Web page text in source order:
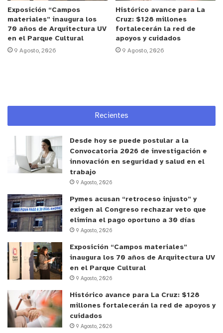
Exposición “Campos
materiales” inaugura los
70 años de Arquitectura UV
en el Parque Cultural
9 Agosto, 2026
Histórico avance para La
Cruz: $128 millones
fortalecerán la red de
apoyos y cuidados
9 Agosto, 2026
Recientes
Desde hoy se puede postular a la
Convocatoria 2026 de investigación e
innovación en seguridad y salud en el
trabajo
9 Agosto, 2026
Pymes acusan “retroceso injusto” y
exigen al Congreso rechazar veto que
elimina el pago oportuno a 30 días
9 Agosto, 2026
Exposición “Campos materiales”
inaugura los 70 años de Arquitectura UV
en el Parque Cultural
9 Agosto, 2026
Histórico avance para La Cruz: $128
millones fortalecerán la red de apoyos y
cuidados
9 Agosto, 2026